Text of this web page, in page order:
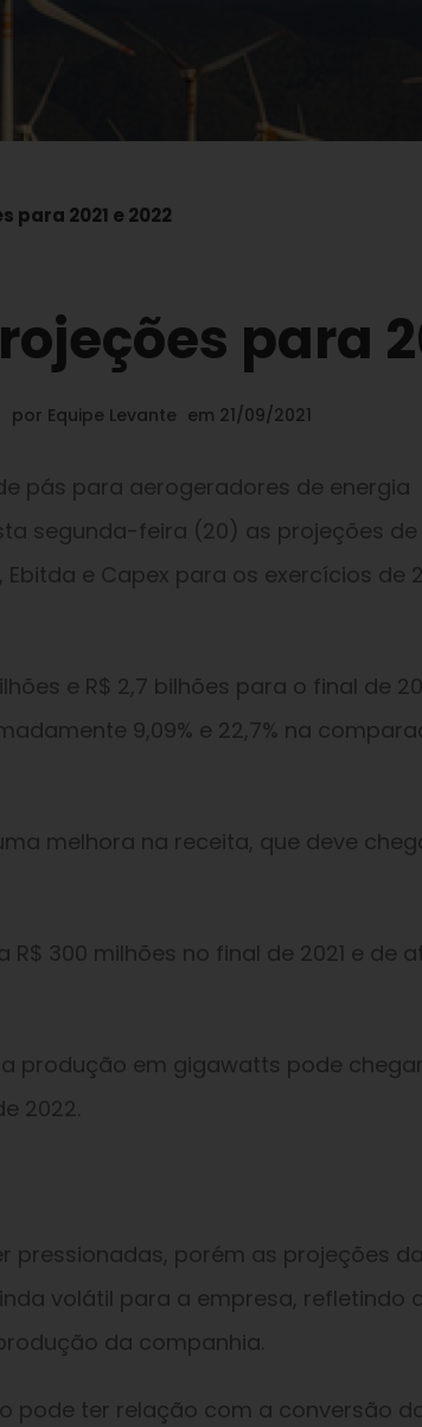
para 2021 e 2022
para
por Equipe Levante em 21/09/2021
pás para aerogeradores de energia
segunda-feira (20) as projeções de
e Capex para os exercícios de
e R$ 2,7 bilhões para o final de
9,09% e 22,7% na
melhora na receita, que deve
300 milhões no final de 2021 e de
produção em gigawatts pode
2022.
pressionadas, porém as projeções da
volátil para a empresa, refletindo
da companhia.
pode ter relação com a conversão